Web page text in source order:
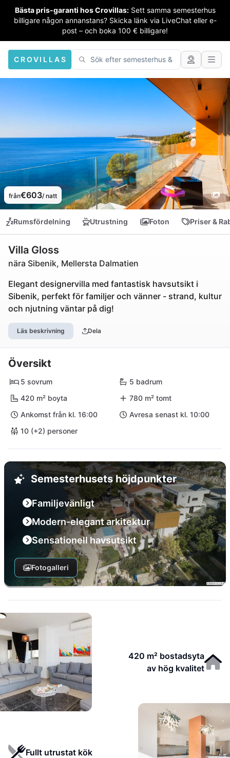
Bästa pris-garanti hos Crovillas: Sett samma semesterhus
billigare någon annanstans? Skicka länk via LiveChat eller e-
post – och boka 100 € billigare!
CROVILLAS
från€603/ natt
Rumsfördelning Utrustning Foton Priser &
Villa Gloss
nära Sibenik, Mellersta Dalmatien
Elegant designervilla med fantastisk havsutsikt i
Sibenik, perfekt för familjer och vänner - strand, kultur
och njutning väntar på dig!
Läs beskrivning Dela
Översikt
5 sovrum
5 badrum
420 m² boyta
780 m² tomt
Ankomst från kl. 16:00
Avresa senast kl. 10:00
10 (+2) personer
Semesterhusets höjdpunkter
Familjevänligt
Modern-elegant arkitektur
Sensationell havsutsikt
Fotogalleri
420 m² bostadsyta
av hög kvalitet
Fullt utrustat kök